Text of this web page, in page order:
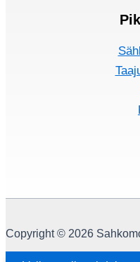
Copyright © 2026